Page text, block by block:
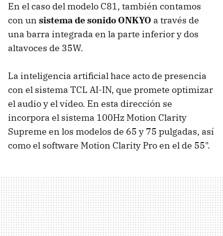
En el caso del modelo C81, también contamos
con un sistema de sonido ONKYO a través de
una barra integrada en la parte inferior y dos
altavoces de 35W.
La inteligencia artificial hace acto de presencia
con el sistema TCL AI-IN, que promete optimizar
el audio y el vídeo. En esta dirección se
incorpora el sistema 100Hz Motion Clarity
Supreme en los modelos de 65 y 75 pulgadas, así
como el software Motion Clarity Pro en el de 55".